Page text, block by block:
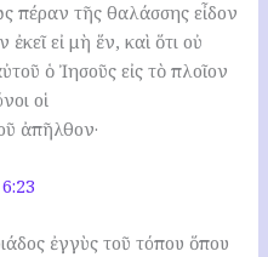
πέραν τῆς θαλάσσης εἶδον
εἰ μὴ ἕν, καὶ ὅτι οὐ
ὁ Ἰησοῦς εἰς τὸ πλοῖον
οἱ
ἀπῆλθον·
ἐγγὺς τοῦ τόπου ὅπου